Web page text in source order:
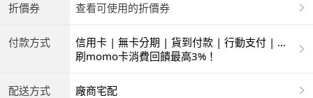
折價券 查看可使用的折價券
付款方式
信用卡 | 無卡分期 | 貨到付款 | 行動支付 | 超
商付款 | 銀聯卡
刷momo卡消費回饋最高3%！
配送方式 廠商宅配